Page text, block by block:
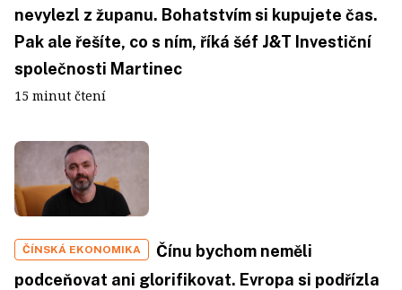
nevylezl z županu. Bohatstvím si kupujete čas.
Pak ale řešíte, co s ním, říká šéf J&T Investiční
společnosti Martinec
15 minut čtení
ČÍNSKÁ EKONOMIKA
Čínu bychom neměli
podceňovat ani glorifikovat. Evropa si podřízla